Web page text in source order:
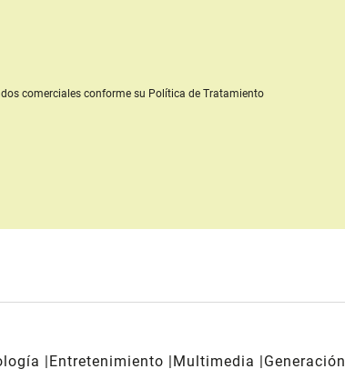
comercialesconforme su Política de Tratamiento
Entretenimiento Multimedia
Generación